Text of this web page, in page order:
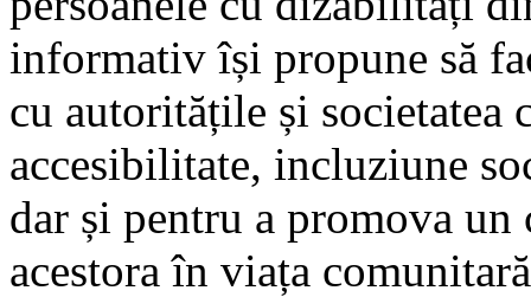
informativ își propune să
cu autoritățile și societatea
accesibilitate, incluziune
dar și pentru a promova
acestora în viața